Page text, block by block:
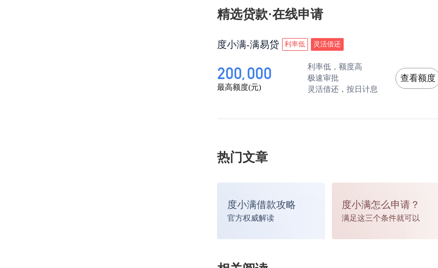
如果有助学贷款的用户，在高校毕业时由学校组
填写毕业确认单，确认单由国家开发银行官网打
由此来确定借款人的还款时间。
精选贷款·在线申请
度小满-满易贷 利率低 灵活借还
200,000
最高额度(元)
利率低，额度高
极速审批
灵活借还，按日计息
查看额度
热门文章
度小满借款攻略
官方权威解读
度小满怎么申请？
满足这三个条件就可以